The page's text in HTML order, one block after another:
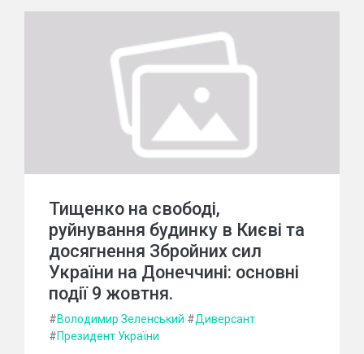
Тищенко на свободі,
руйнування будинку в Києві та
досягнення Збройних сил
України на Донеччині: основні
події 9 жовтня.
#Володимир Зеленський #Диверсант
#Президент України